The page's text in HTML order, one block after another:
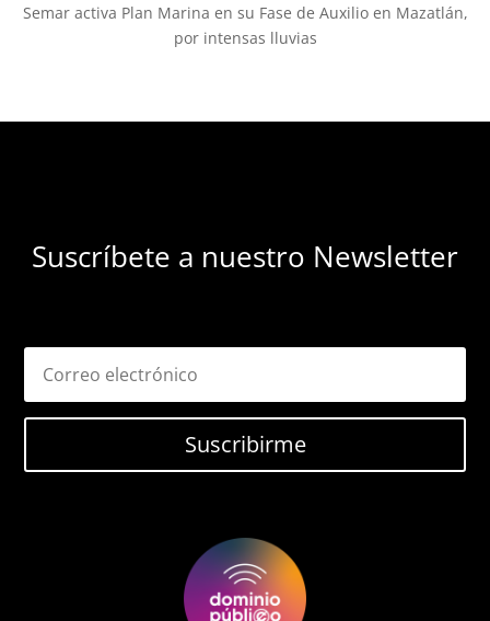
Semar activa Plan Marina en su Fase de Auxilio en Mazatlán,
por intensas lluvias
Suscríbete a nuestro Newsletter
Suscribirme